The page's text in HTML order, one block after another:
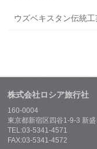
ウズベキスタン伝統
株式会社ロシア旅行社
160-0004
東京都新宿区四谷1-9-3 新
TEL:03-5341-4571
FAX:03-5341-4572